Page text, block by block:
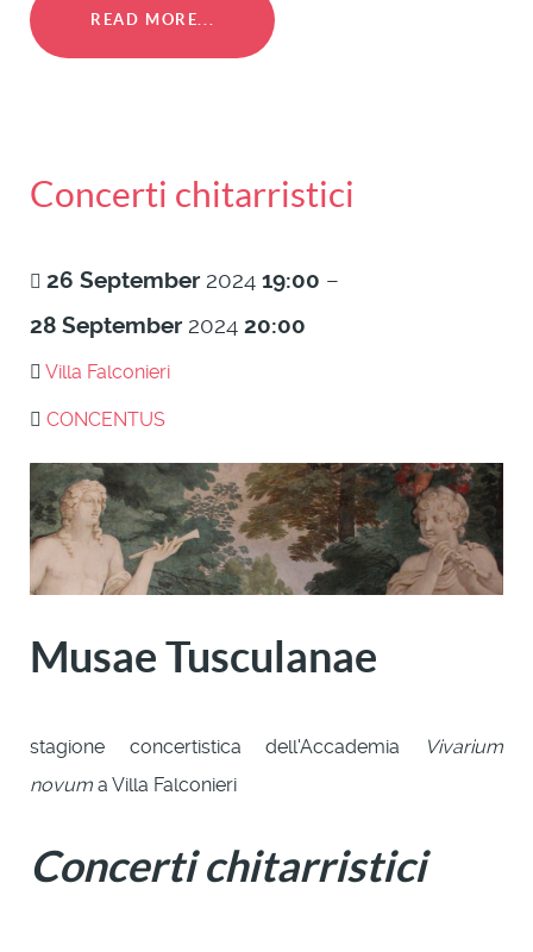
READ MORE...
Concerti chitarristici
26 September 2024 19:00 –
28 September 2024 20:00
Villa Falconieri
CONCENTUS
Musae Tusculanae
stagione concertistica dell'Accademia
Vivarium
novum a Villa Falconieri
Concerti chitarristici